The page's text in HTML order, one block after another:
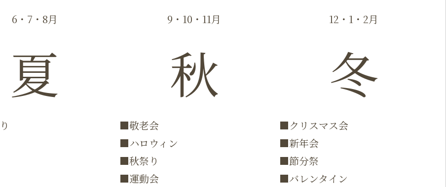
6・7・8月
夏
9・10・11月
秋
■敬老会
■ハロウィン
■秋祭り
■運動会
12・1・2月
冬
■クリスマス会
■新年会
■節分祭
■バレンタイン